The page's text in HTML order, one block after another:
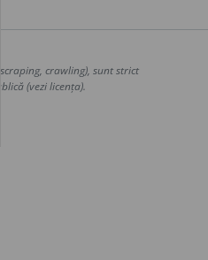
crawling), sunt strict
(vezi licența).